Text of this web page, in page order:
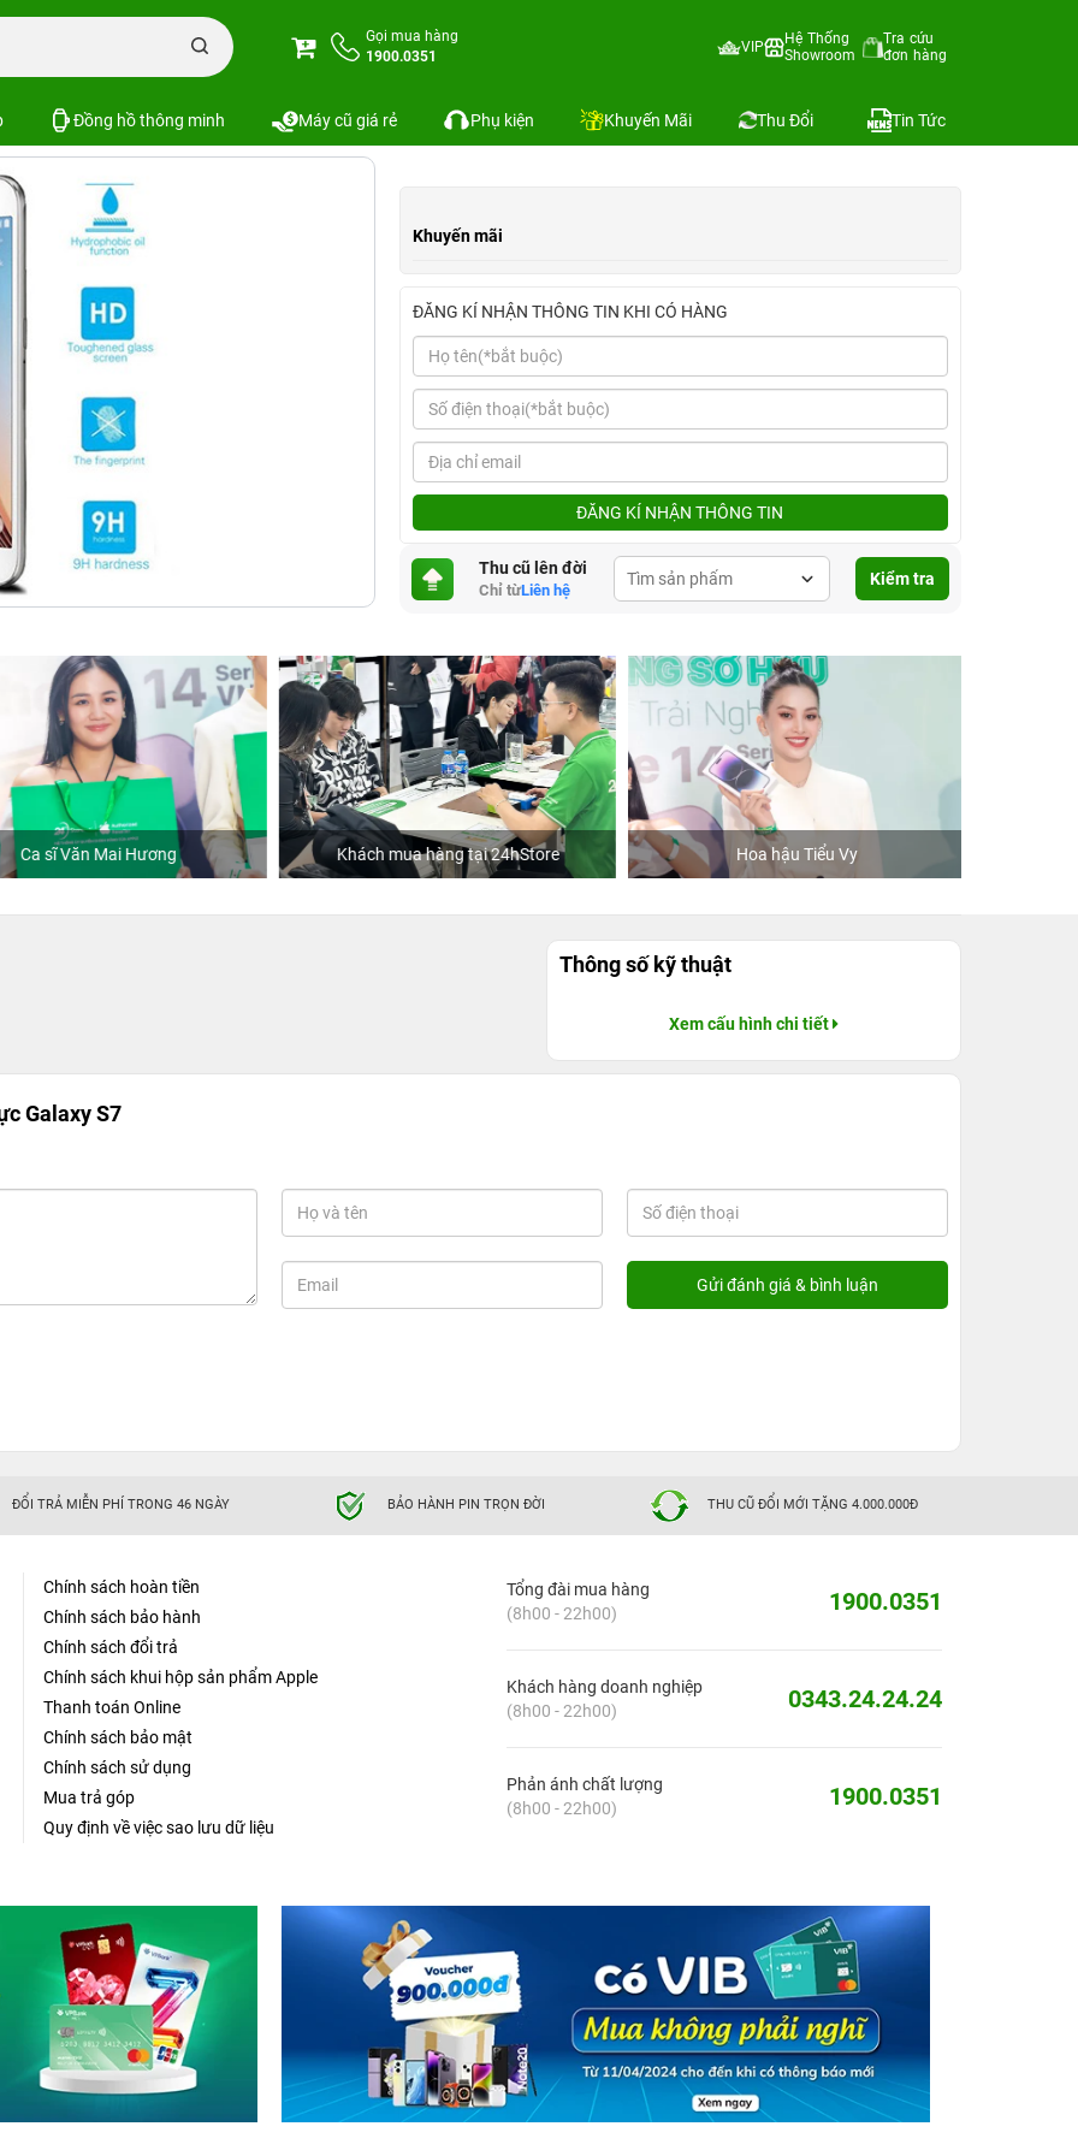
Gọi mua hàng
1900.0351
VIP
Hệ Thống
Showroom
Tra cứu
đơn hàng
Đồng hồ thông minh Máy cũ giá rẻ Phụ kiện Khuyến Mãi Thu Đổi Tin Tức
Miếng dán cường lực Galaxy S7
Khuyến mãi
ĐĂNG KÍ NHẬN THÔNG TIN KHI CÓ HÀNG
ĐĂNG KÍ NHẬN THÔNG TIN
Thu cũ lên đời
Chỉ từLiên hệ
Kiểm tra
Ca sĩ Văn Mai Hương Khách mua hàng tại 24hStore Hoa hậu Tiểu Vy
Thông số kỹ thuật
Xem cấu hình chi tiết
Galaxy S7
ĐỔI TRẢ MIỄN PHÍ TRONG 46 NGÀY BẢO HÀNH PIN TRỌN ĐỜI THU CŨ ĐỔI MỚI TẶNG 4.000.000Đ
Chính sách hoàn tiền
Chính sách bảo hành
Chính sách đổi trả
Chính sách khui hộp sản phẩm Apple
Thanh toán Online
Chính sách bảo mật
Chính sách sử dụng
Mua trả góp
Quy định về việc sao lưu dữ liệu
Tổng đài mua hàng
(8h00 - 22h00)
1900.0351
Khách hàng doanh nghiệp
(8h00 - 22h00)
0343.24.24.24
Phản ánh chất lượng
(8h00 - 22h00)
1900.0351